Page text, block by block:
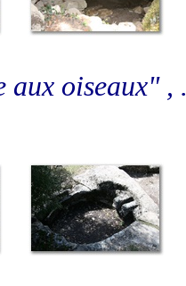
aux oiseaux" ,